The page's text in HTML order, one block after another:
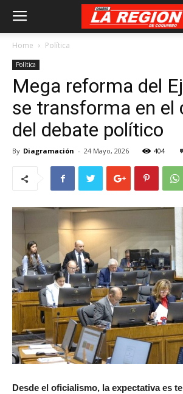
Home Política
Política
Mega reforma del
se transforma en el
del debate político
By Diagramación - 24 Mayo, 2026 404
Desde el oficialismo, la expectativa es